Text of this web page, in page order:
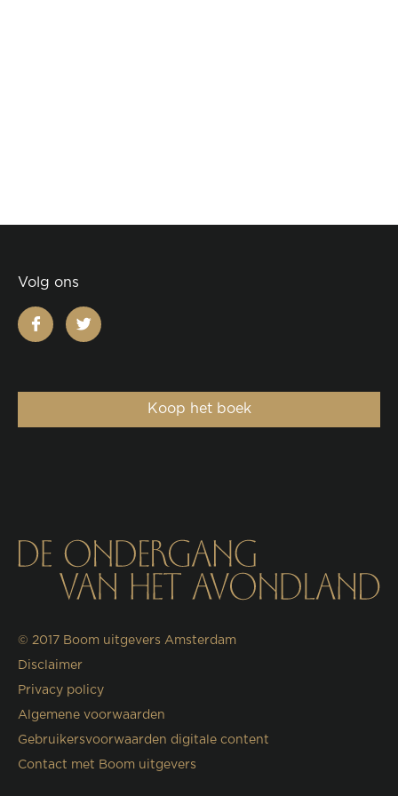
Volg ons
facebooktwitter
Koop het boek
© 2017 Boom uitgevers Amsterdam
Disclaimer
Privacy policy
Algemene voorwaarden
Gebruikersvoorwaarden digitale content
Contact met Boom uitgevers